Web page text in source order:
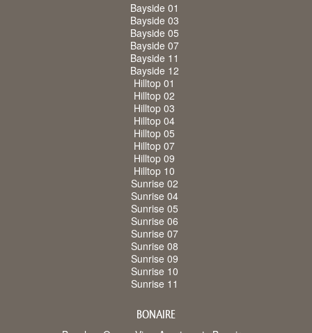
Bayside 01
Bayside 03
Bayside 05
Bayside 07
Bayside 11
Bayside 12
Hilltop 01
Hilltop 02
Hilltop 03
Hilltop 04
Hilltop 05
Hilltop 07
Hilltop 09
Hilltop 10
Sunrise 02
Sunrise 04
Sunrise 05
Sunrise 06
Sunrise 07
Sunrise 08
Sunrise 09
Sunrise 10
Sunrise 11
BONAIRE